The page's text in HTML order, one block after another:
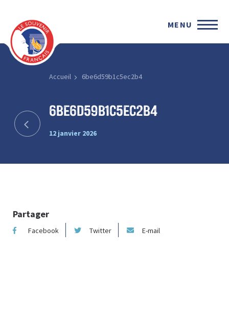
MENU
Accueil 6be6d59b1c5ec2b4
6be6d59b1c5ec2b4
12 janvier 2026
Partager
Facebook Twitter E-mail